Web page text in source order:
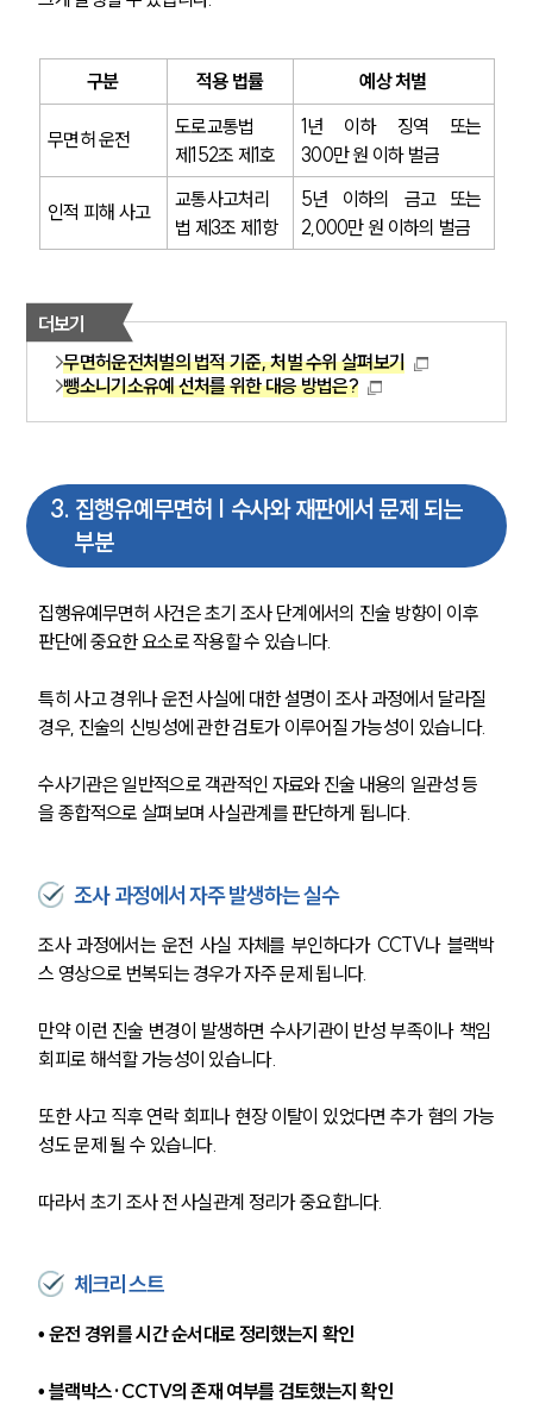
구분 적용 법률 예상 처벌
무면허 운전
도로교통법
제152조 제1호
1년 이하 징역 또는
300만 원 이하 벌금
인적 피해 사고
교통사고처리
법 제3조 제1항
5년 이하의 금고 또는
2,000만 원 이하의 벌금
더보기
무면허운전처벌의 법적 기준, 처벌 수위 살펴보기
뺑소니기소유예 선처를 위한 대응 방법은?
3. 집행유예무면허 | 수사와 재판에서 문제 되는
부분
집행유예무면허 사건은 초기 조사 단계에서의 진술 방향이 이후
판단에 중요한 요소로 작용할 수 있습니다.
특히 사고 경위나 운전 사실에 대한 설명이 조사 과정에서 달라질
경우, 진술의 신빙성에 관한 검토가 이루어질 가능성이 있습니다.
수사기관은 일반적으로 객관적인 자료와 진술 내용의 일관성 등
을 종합적으로 살펴보며 사실관계를 판단하게 됩니다.
조사 과정에서 자주 발생하는 실수
조사 과정에서는 운전 사실 자체를 부인하다가 CCTV나 블랙박
스 영상으로 번복되는 경우가 자주 문제 됩니다.
만약 이런 진술 변경이 발생하면 수사기관이 반성 부족이나 책임
회피로 해석할 가능성이 있습니다.
또한 사고 직후 연락 회피나 현장 이탈이 있었다면 추가 혐의 가능
성도 문제 될 수 있습니다.
따라서 초기 조사 전 사실관계 정리가 중요합니다.
체크리스트
• 운전 경위를 시간 순서대로 정리했는지 확인
• 블랙박스·CCTV의 존재 여부를 검토했는지 확인